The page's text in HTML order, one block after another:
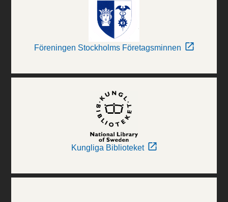
Föreningen Stockholms Företagsminnen
Kungliga Biblioteket